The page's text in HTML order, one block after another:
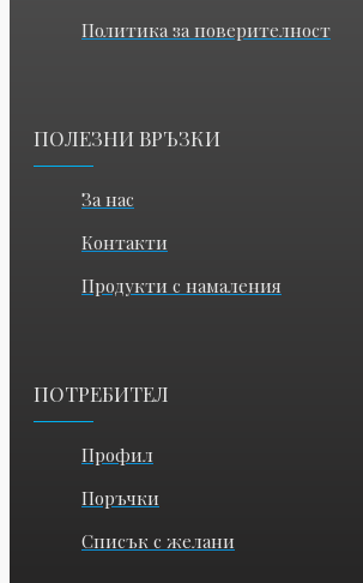
Политика за поверителност
ПОЛЕЗНИ ВРЪЗКИ
За нас
Контакти
Продукти с намаления
ПОТРЕБИТЕЛ
Профил
Поръчки
Списък с желани